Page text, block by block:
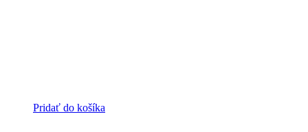
Pridať do košíka